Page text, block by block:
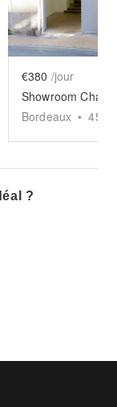
€380 /jour
Bordeaux • 45
?